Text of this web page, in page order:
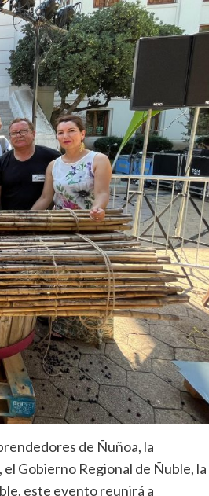
de Ñuñoa, la
Gobierno Regional de Ñuble, la
este evento reunirá a